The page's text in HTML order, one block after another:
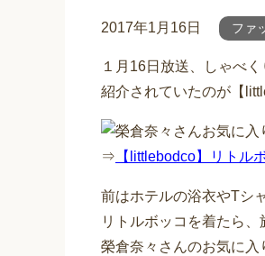
2017年1月16日 ファ
１月16日放送、しゃべ
紹介されていたのが【
⇒ 【littlebodco】リトル
前はホテルの浴衣やTシ
リトルボッコを着たら
榮倉奈々さんのお気に入